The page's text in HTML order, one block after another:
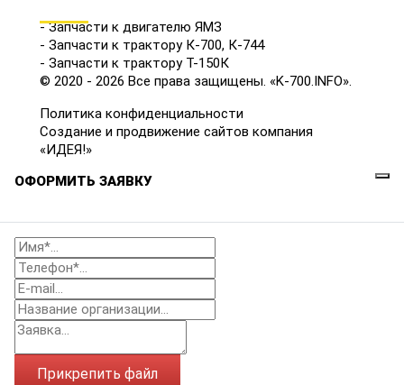
- Запчасти к двигателю ЯМЗ
- Запчасти к трактору К-700, К-744
- Запчасти к трактору Т-150К
© 2020 - 2026 Все права защищены. «K-700.INFO».
Политика конфиденциальности
Создание и продвижение сайтов компания
«ИДЕЯ!»
ОФОРМИТЬ ЗАЯВКУ
Прикрепить файл